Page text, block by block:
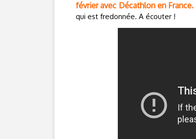
février avec Décathlon en France.
qui est fredonnée. A écouter !